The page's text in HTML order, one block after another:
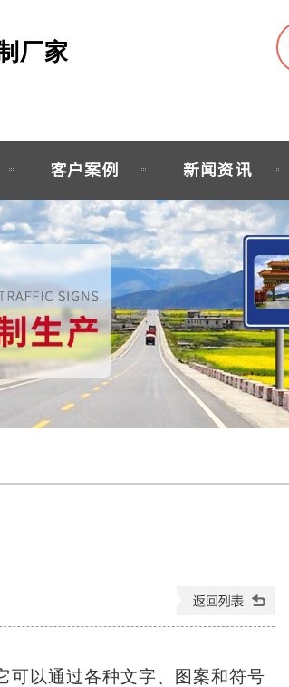
厂家
客户案例 新闻资讯
可以通过各种文字、图案和符号